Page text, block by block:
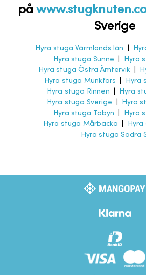
på
Sverige
Hyra stuga Värmlands län
Hyra stuga Sunne
Hyra
Hyra stuga Östra Ämtervik
Hyra stuga Munkfors
Hyra
Hyra stuga Rinnen
Hyra
Hyra stuga Sverige
Hyra
Hyra stuga Tobyn
Hyra
Hyra stuga Mårbacka
Hyra stuga Södra